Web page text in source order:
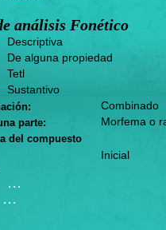
análisis Fonético
Descriptiva
De alguna propiedad
Tetl
Sustantivo
Combinado
parte: Morfema o
del compuesto
Inicial
. . .
. . .